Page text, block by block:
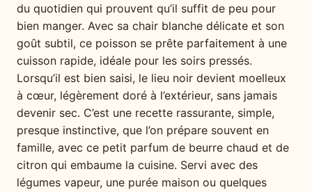
du quotidien qui prouvent qu’il suffit de peu pour
bien manger. Avec sa chair blanche délicate et son
goût subtil, ce poisson se prête parfaitement à une
cuisson rapide, idéale pour les soirs pressés.
Lorsqu’il est bien saisi, le lieu noir devient moelleux
à cœur, légèrement doré à l’extérieur, sans jamais
devenir sec. C’est une recette rassurante, simple,
presque instinctive, que l’on prépare souvent en
famille, avec ce petit parfum de beurre chaud et de
citron qui embaume la cuisine. Servi avec des
légumes vapeur, une purée maison ou quelques